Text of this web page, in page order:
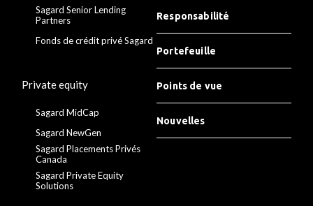
Sagard Senior Lending
Partners
Fonds de crédit privé Sagard
Private equity
Sagard MidCap
Sagard NewGen
Sagard Placements Privés
Canada
Sagard Private Equity
Solutions
Responsabilité
Portefeuille
Points de vue
Nouvelles